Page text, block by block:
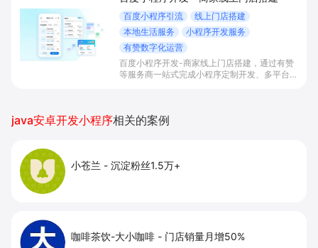
百度小程序引流
线上门店搭建
本地生活服务
小程序开发服务
有赞数字化运营
百度小程序开发-商家线上门店搭建，通过有赞
等服务商一站式完成小程序定制开发、多平台联
java安卓开发小程序相关的案例
小苍兰 - 沉淀粉丝1.5万+
咖啡茶饮-大小咖啡 - 门店销量月增50%